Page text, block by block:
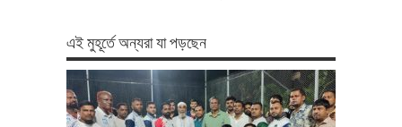
এই মুহূর্তে অন্যরা যা পড়ছেন